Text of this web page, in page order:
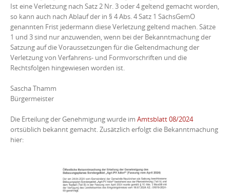
Ist eine Verletzung nach Satz 2 Nr. 3 oder 4 geltend gemacht worden,
so kann auch nach Ablauf der in § 4 Abs. 4 Satz 1 SächsGemO
genannten Frist jedermann diese Verletzung geltend machen. Sätze
1 und 3 sind nur anzuwenden, wenn bei der Bekanntmachung der
Satzung auf die Voraussetzungen für die Geltendmachung der
Verletzung von Verfahrens- und Formvorschriften und die
Rechtsfolgen hingewiesen worden ist.
Sascha Thamm
Bürgermeister
Die Erteilung der Genehmigung wurde im Amtsblatt 08/2024
ortsüblich bekannt gemacht. Zusätzlich erfolgt die Bekanntmachung
hier: